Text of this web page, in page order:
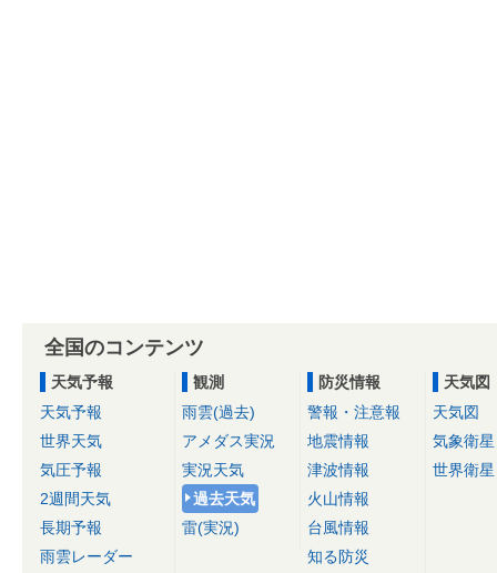
全国のコンテンツ
天気予報
天気予報
世界天気
気圧予報
2週間天気
長期予報
雨雲レーダー
観測
雨雲(過去)
アメダス実況
実況天気
過去天気
雷(実況)
防災情報
警報・注意報
地震情報
津波情報
火山情報
台風情報
知る防災
天気図
天気図
気象衛星
世界衛星